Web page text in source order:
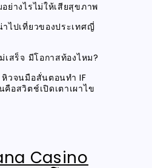
ย่างไรไม่ให้เสียสุขภาพ
ไปเที่ยวของประเทศญี่
เสร็จ มีโอกาสท้องไหม?
วจนมือสั่นตอนทำ IF
อสวิตช์เปิดเตาเผาไข
Casino